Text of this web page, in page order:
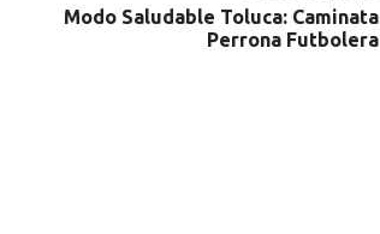
Modo Saludable Toluca: Caminata
Perrona Futbolera